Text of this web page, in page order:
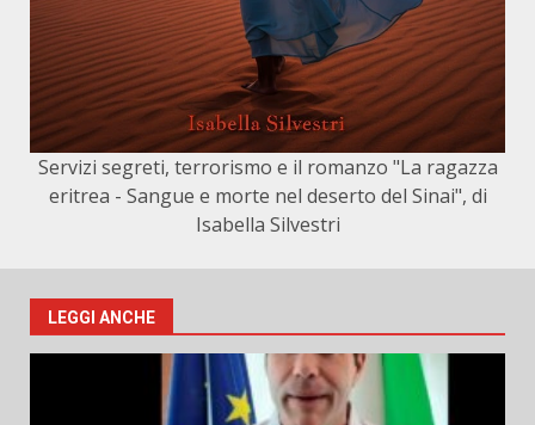
Servizi segreti, terrorismo e il romanzo "La ragazza
eritrea - Sangue e morte nel deserto del Sinai", di
Isabella Silvestri
LEGGI ANCHE